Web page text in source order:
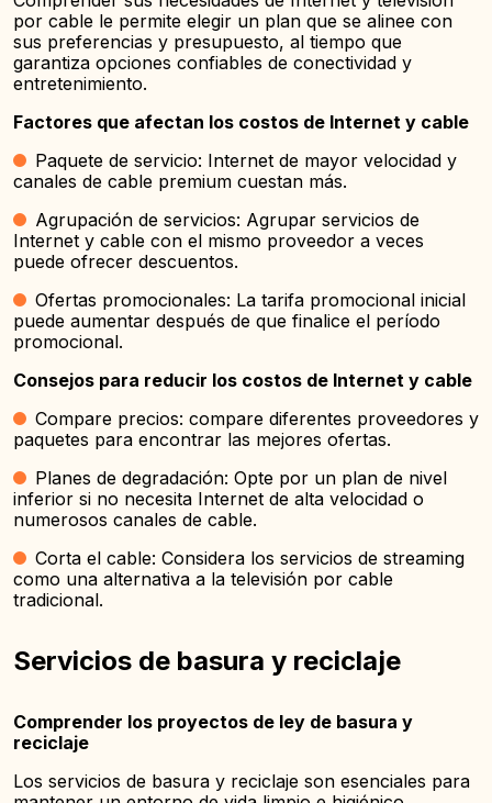
por cable le permite elegir un plan que se alinee con
sus preferencias y presupuesto, al tiempo que
garantiza opciones confiables de conectividad y
entretenimiento.
Factores que afectan los costos de Internet y cable
Paquete de servicio: Internet de mayor velocidad y
canales de cable premium cuestan más.
Agrupación de servicios: Agrupar servicios de
Internet y cable con el mismo proveedor a veces
puede ofrecer descuentos.
Ofertas promocionales: La tarifa promocional inicial
puede aumentar después de que finalice el período
promocional.
Consejos para reducir los costos de Internet y cable
Compare precios: compare diferentes proveedores y
paquetes para encontrar las mejores ofertas.
Planes de degradación: Opte por un plan de nivel
inferior si no necesita Internet de alta velocidad o
numerosos canales de cable.
Corta el cable: Considera los servicios de streaming
como una alternativa a la televisión por cable
tradicional.
Servicios de basura y reciclaje
Comprender los proyectos de ley de basura y
reciclaje
Los servicios de basura y reciclaje son esenciales para